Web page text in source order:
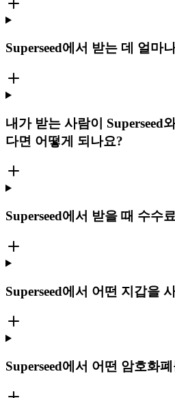
Superseed에서 받는 데 얼마
내가 받는 사람이 Superseed
다면 어떻게 되나요?
Superseed에서 받을 때 수수
Superseed에서 어떤 지갑을
Superseed에서 어떤 암호화